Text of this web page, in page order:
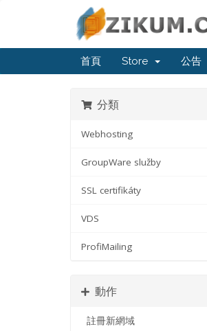
首頁 Store 公告
分類
Webhosting
GroupWare služby
SSL certifikáty
VDS
ProfiMailing
動作
註冊新網域